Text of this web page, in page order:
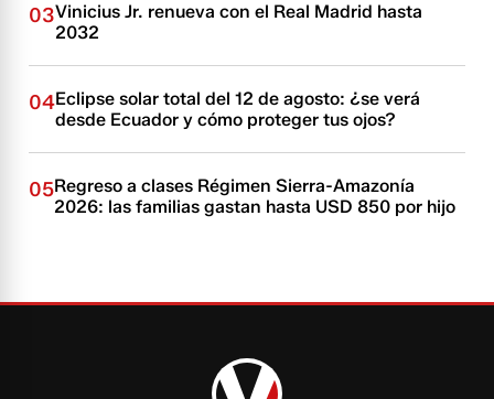
03Vinicius Jr. renueva con el Real Madrid hasta
2032
04Eclipse solar total del 12 de agosto: ¿se verá
desde Ecuador y cómo proteger tus ojos?
05Regreso a clases Régimen Sierra-Amazonía
2026: las familias gastan hasta USD 850 por hijo